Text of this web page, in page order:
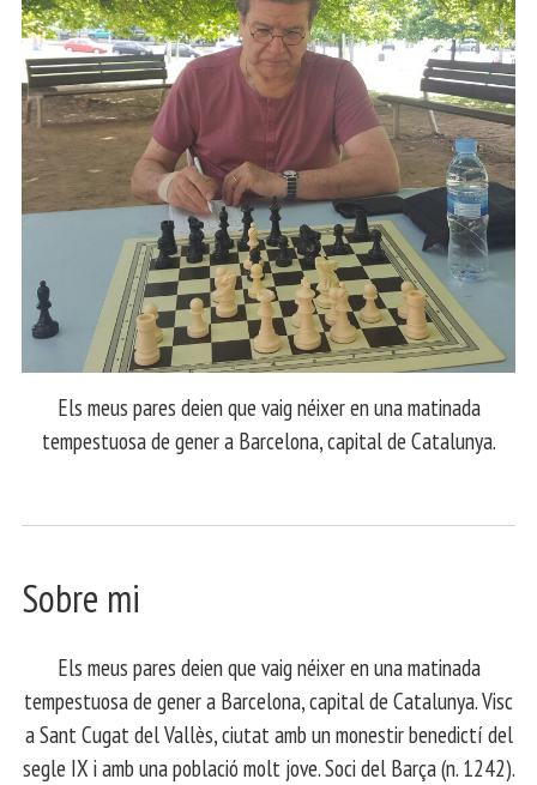
Els meus pares deien que vaig néixer en una matinada
tempestuosa de gener a Barcelona, capital de Catalunya.
Sobre mi
Els meus pares deien que vaig néixer en una matinada
tempestuosa de gener a Barcelona, capital de Catalunya. Visc
a Sant Cugat del Vallès, ciutat amb un monestir benedictí del
segle IX i amb una població molt jove. Soci del Barça (n. 1242).